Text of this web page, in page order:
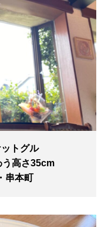
トグル
う高さ35cm
串本町